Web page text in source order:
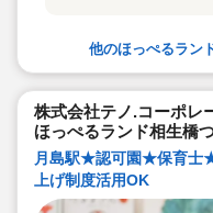
他のほっぺるラン
株式会社テノ.コーポレ
ほっぺるランド相生橋
月島駅★認可園★保育士
上げ制度活用OK